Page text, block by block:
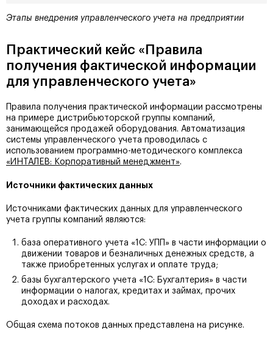
Этапы внедрения управленческого учета на предприятии
Практический кейс «Правила
получения фактической информации
для управленческого учета»
Правила получения практической информации рассмотрены
на примере дистрибьюторской группы компаний,
занимающейся продажей оборудования. Автоматизация
системы управленческого учета проводилась с
использованием программно-методического комплекса
«ИНТАЛЕВ: Корпоративный менеджмент».
Источники фактических данных
Источниками фактических данных для управленческого
учета группы компаний являются:
база оперативного учета «1С: УПП» в части информации о
движении товаров и безналичных денежных средств, а
также приобретенных услугах и оплате труда;
базы бухгалтерского учета «1С: Бухгалтерия» в части
информации о налогах, кредитах и займах, прочих
доходах и расходах.
Общая схема потоков данных представлена на рисунке.